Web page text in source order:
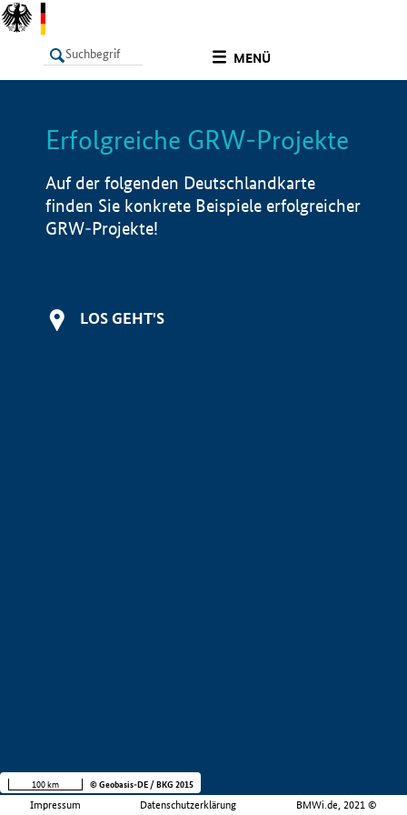
MENÜ
LISTE Info
Erfolgreiche GRW-Projekte
Auf der folgenden Deutschlandkarte
finden Sie konkrete Beispiele erfolgreicher
GRW-Projekte!
LOS GEHT'S
Impressum Datenschutzerklärung BMWi.de, 2021 ©
100 km © Geobasis-DE / BKG 2015